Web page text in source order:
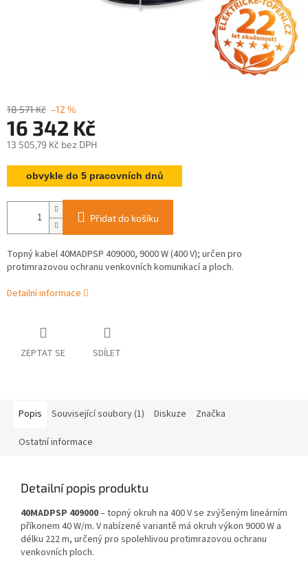
18 571 Kč –12 %
16 342 Kč
13 505,79 Kč bez DPH
Měrná
cena:obvykle do 5 pracovních dnů
Přidat do košíku
Topný kabel 40MADPSP 409000, 9000 W (400 V); určen pro
protimrazovou ochranu venkovních komunikací a ploch.
Detailní informace
ZEPTAT SE SDÍLET
Popis Související soubory (1) Diskuze Značka
Ostatní informace
Detailní popis produktu
40MADPSP 409000– topný okruh na 400 V se zvýšeným lineárním
příkonem 40 W/m. V nabízené variantě má okruh výkon 9000 W a
délku 222 m, určený pro spolehlivou protimrazovou ochranu
venkovních ploch.